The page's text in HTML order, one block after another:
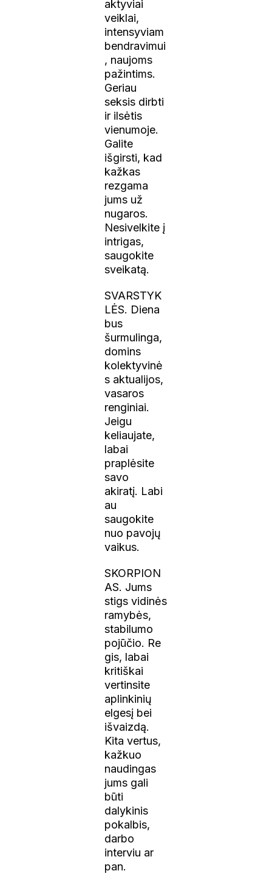
aktyviai
veiklai,
intensyviam
bendravimui
, naujoms
pažintims.
Geriau
seksis dirbti
ir ilsėtis
vienumoje.
Galite
išgirsti, kad
kažkas
rezgama
jums už
nugaros.
Nesivelkite į
intrigas,
saugokite
sveikatą.
SVARSTYK
LĖS. Diena
bus
šurmulinga,
domins
kolektyvinė
s aktualijos,
vasaros
renginiai.
Jeigu
keliaujate,
labai
praplėsite
savo
akiratį. Labi
au
saugokite
nuo pavojų
vaikus.
SKORPION
AS. Jums
stigs vidinės
ramybės,
stabilumo
pojūčio. Re
gis, labai
kritiškai
vertinsite
aplinkinių
elgesį bei
išvaizdą.
Kita vertus,
kažkuo
naudingas
jums gali
būti
dalykinis
pokalbis,
darbo
interviu ar
pan.